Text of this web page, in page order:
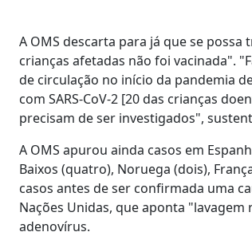
A OMS descarta para já que se
crianças afetadas não foi vacinada".
de circulação no início da pandemia
com SARS-CoV-2 [20 das crianças
precisam de ser investigados",
A OMS apurou ainda casos em
Baixos (quatro), Noruega (dois),
casos antes de ser confirmada uma
Nações Unidas, que aponta
adenovírus.